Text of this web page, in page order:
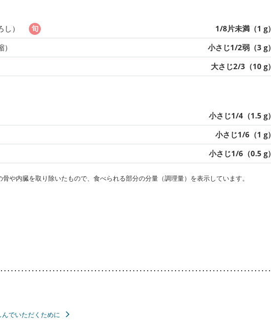
し）
1/8片未満（1 g）
小さじ1/2弱（3 g）
大さじ2/3（10 g）
小さじ1/4（1.5 g）
小さじ1/6（1 g）
小さじ1/6（0.5 g）
や内臓を取り除いたもので、食べられる部分の分量（調理量）を表示しています。
でいただくために